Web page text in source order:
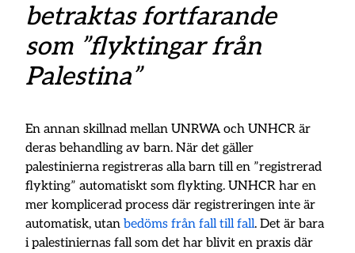
betraktas fortfarande
som ”flyktingar från
Palestina”
En annan skillnad mellan UNRWA och UNHCR är
deras behandling av barn. När det gäller
palestinierna registreras alla barn till en ”registrerad
flykting” automatiskt som flykting. UNHCR har en
mer komplicerad process där registreringen inte är
automatisk, utanbedöms från fall till fall. Det är bara
i palestiniernas fall som det har blivit en praxis där